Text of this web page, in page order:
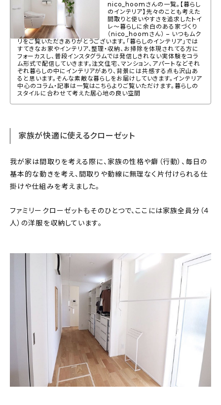
お問い合わせ
nico_hoomさんの一覧。【暮らし
のインテリア】先々のことも考えた
間取りと使いやすさを追求したトイ
レ～暮らしに余白のある家づくり
（nico_hoomさん） – いつもムク
リをご覧いただきありがとうございます。「暮らしのインテリア」では
すてきなお家やインテリア、整理・収納、お掃除を体現されてる方に
フォーカスし、普段インスタグラムでは発信しきれない実体験をコラ
ム形式で配信していきます。注文住宅、マンション、アパートなどそれ
ぞれ暮らしの中にインテリアがあり、背景には共感する点も沢山あ
ると思います。そんな素敵な暮らしをお届けしていきます。インテリア
中心のコラム・記事は一覧はこちらよりご覧いただけます。暮らしの
スタイルに合わせて考えた居心地の良い空間
家族が快適に使えるクローゼット
我が家は間取りを考える際に、家族の性格や癖（行動）、毎日の
基本的な動きを考え、間取りや動線に無理なく片付けられる仕
掛けや仕組みを考えました。
ファミリークローゼットもそのひとつで、ここには家族全員分（４
人）の洋服を収納しています。